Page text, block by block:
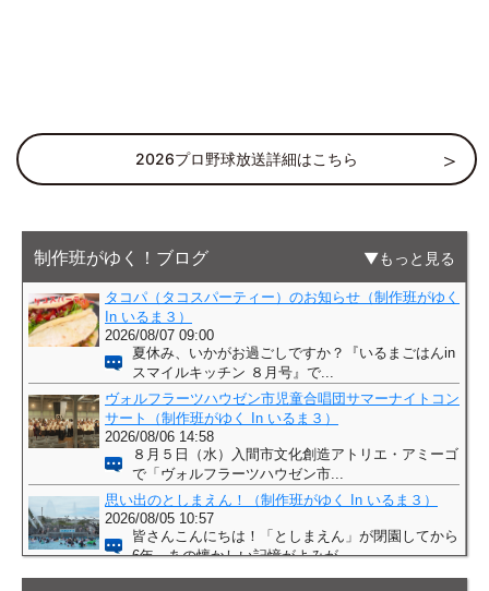
2026プロ野球放送詳細はこちら
制作班がゆく！ブログ もっと見る